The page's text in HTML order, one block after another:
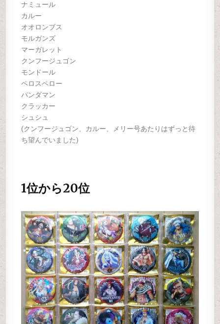
ナミュール
カルー
オオロンブス
モルガンズ
マーガレット
クンフージュゴン
モンドール
ペロスペロー
パンダマン
クラッカー
シュシュ
(クンフージュゴン、カルー、メリー号あたりはずっと待
ち望んでいました)
1位から20位